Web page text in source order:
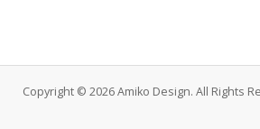
Copyright © 2026 Amiko Design. All Rights